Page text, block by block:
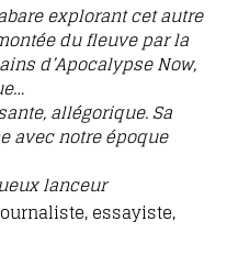
explorant cet autre
du fleuve par la
d’Apocalypse Now,
allégorique. Sa
avec notre époque
lanceur
essayiste,